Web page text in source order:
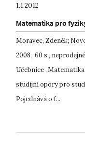
1.1.2012
Matematika pro
Moravec, Zdeněk;
2008, 60 s.,
Učebnice
studijní opory pro
Pojednává o f...